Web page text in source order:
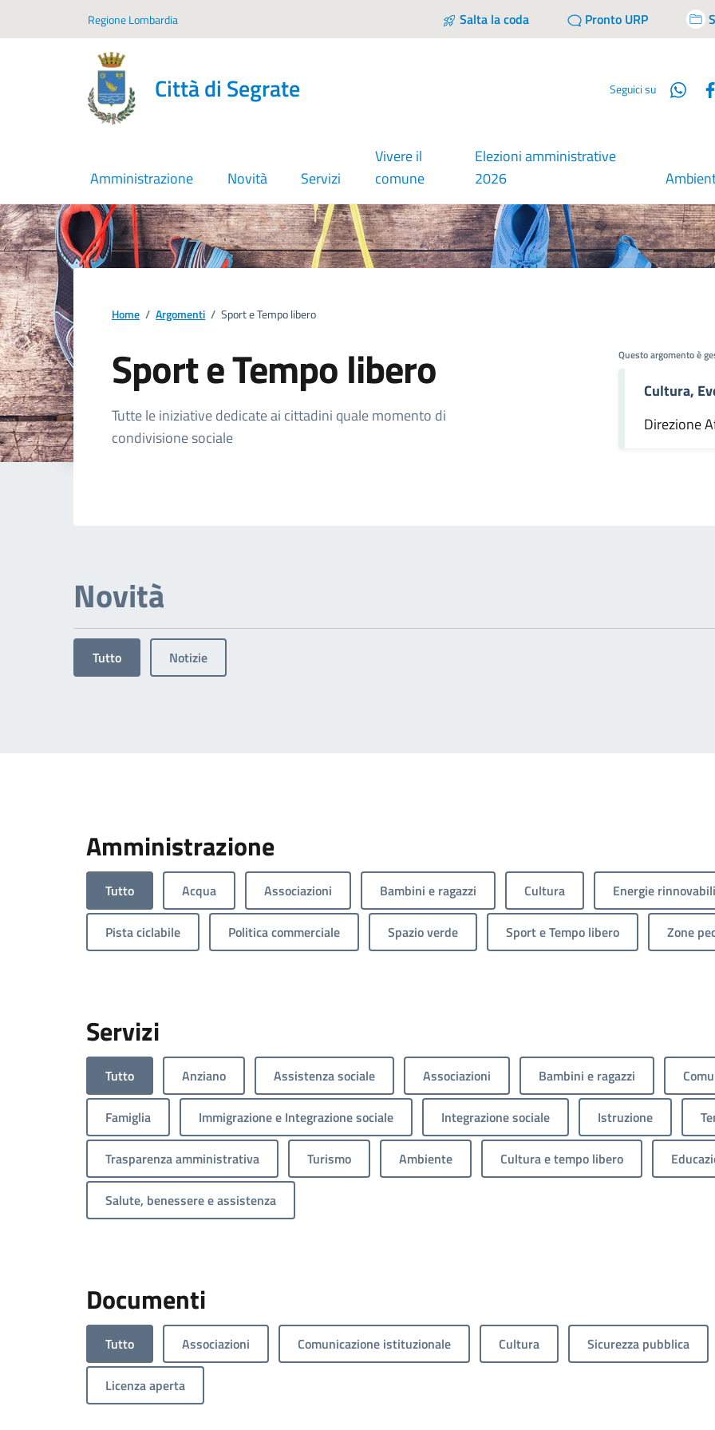
Regione Lombardia Salta la coda Pronto URP
Città di Segrate Seguici su
Amministrazione Novità Servizi
Vivere il
comune
Elezioni amministrative
2026
Home / Argomenti / Sport e Tempo libero
Sport e Tempo libero
Dettagli dell'argomento
Tutte le iniziative dedicate ai cittadini quale momento di
condivisione sociale
Questo argomento è
Cultura,
Direzione
Novità
Tutto Notizie
Amministrazione
Tutto Acqua Associazioni Bambini e ragazzi Cultura Energie rinnovabili
Pista ciclabile Politica commerciale Spazio verde Sport e Tempo libero Zone
Servizi
Tutto Anziano Assistenza sociale Associazioni Bambini e ragazzi
Famiglia Immigrazione e Integrazione sociale Integrazione sociale Istruzione
Trasparenza amministrativa Turismo Ambiente Cultura e tempo libero
Salute, benessere e assistenza
Documenti
Tutto Associazioni Comunicazione istituzionale Cultura Sicurezza pubblica
Licenza aperta